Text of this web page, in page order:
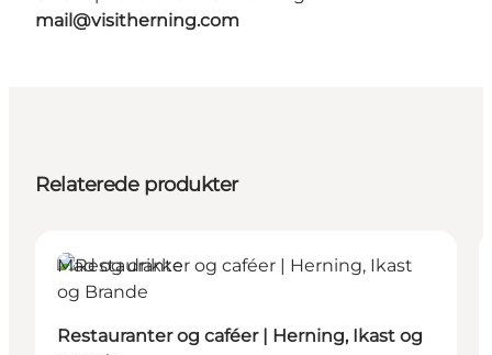
mail@visitherning.com
Relaterede produkter
Mad og drikke
Restauranter og caféer | Herning, Ikast og